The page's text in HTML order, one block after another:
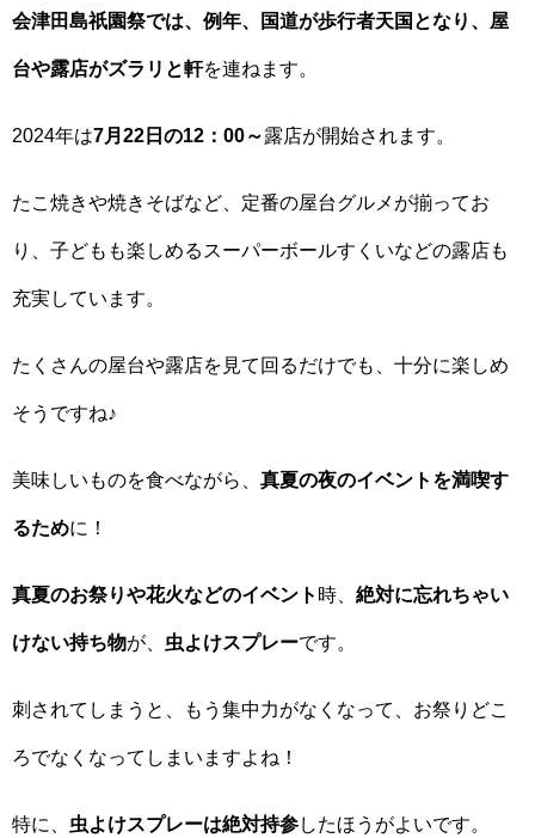
会津田島祇園祭では、例年、国道が歩行者天国となり、屋
台や露店がズラリと軒を連ねます。
2024年は7月22日 の12：00～露店が開始されます。
たこ焼きや焼きそばなど、定番の屋台グルメが揃ってお
り、子どもも楽しめるスーパーボールすくいなどの露店も
充実しています。
たくさんの屋台や露店を見て回るだけでも、十分に楽しめ
そうですね♪
美味しいものを食べながら、 真夏の夜のイベントを満喫す
るために！
真夏のお祭りや花火などのイベント 時、 絶対に忘れちゃい
けない持ち物が、 虫よけスプレーです。
刺されてしまうと、もう集中力がなくなって、お祭りどこ
ろでなくなってしまいますよね！
特に、 虫よけスプレーは絶対持参したほうがよいです。